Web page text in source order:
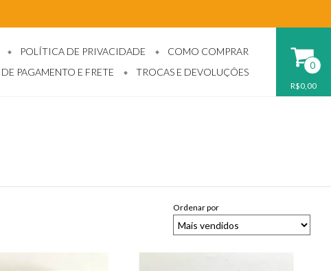
POLÍTICA DE PRIVACIDADE
COMO COMPRAR
PAGAMENTO E FRETE
TROCAS E DEVOLUÇÕES
0
R$0,00
Ordenar por